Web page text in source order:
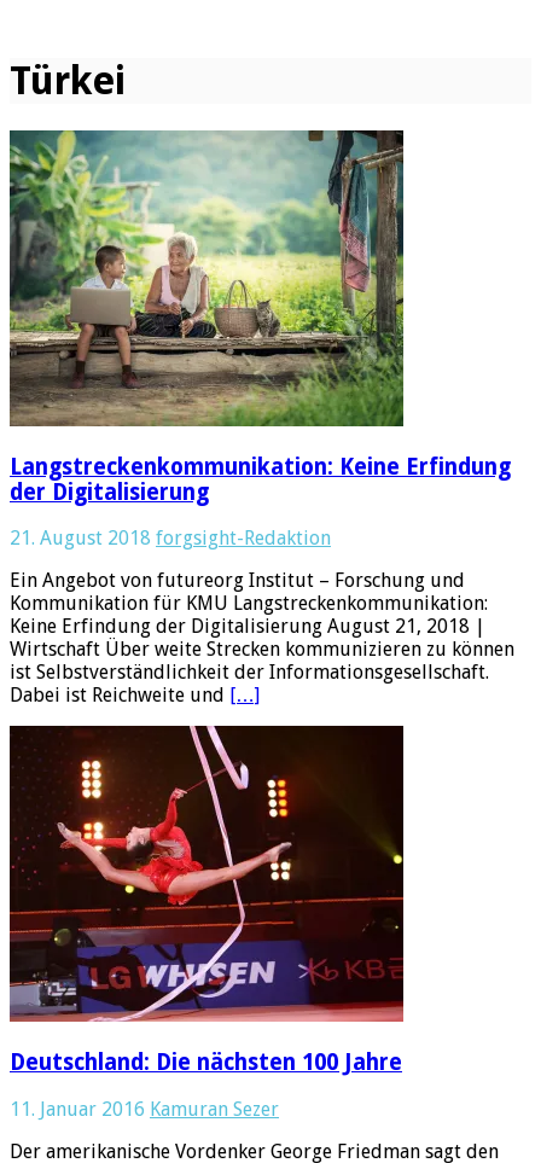
Türkei
Langstreckenkommunikation: Keine Erfindung
der Digitalisierung
21. August 2018 forgsight-Redaktion
Ein Angebot von futureorg Institut – Forschung und
Kommunikation für KMU Langstreckenkommunikation:
Keine Erfindung der Digitalisierung August 21, 2018 |
Wirtschaft Über weite Strecken kommunizieren zu können
ist Selbstverständlichkeit der Informationsgesellschaft.
Dabei ist Reichweite und […]
Deutschland: Die nächsten 100 Jahre
11. Januar 2016 Kamuran Sezer
Der amerikanische Vordenker George Friedman sagt den